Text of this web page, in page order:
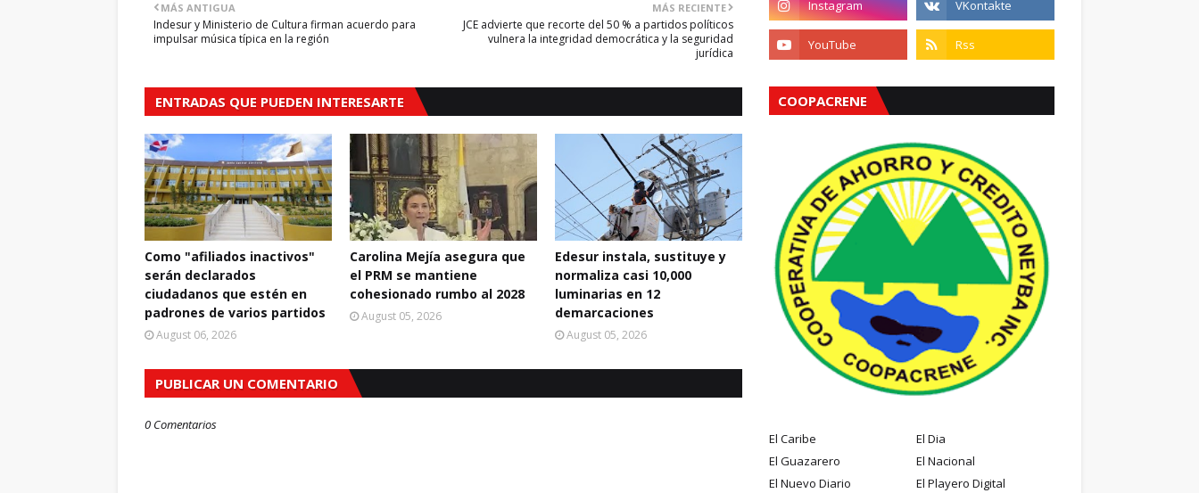
MÁS RECIENTE
JCE advierte que recorte del 50 % a partidos políticos
vulnera la integridad democrática y la seguridad
jurídica
MÁS ANTIGUA
Indesur y Ministerio de Cultura firman acuerdo para
impulsar música típica en la región
ENTRADAS QUE PUEDEN INTERESARTE
Como "afiliados inactivos"
serán declarados
ciudadanos que estén en
padrones de varios partidos
August 06, 2026
Carolina Mejía asegura que
el PRM se mantiene
cohesionado rumbo al 2028
August 05, 2026
Edesur instala, sustituye y
normaliza casi 10,000
luminarias en 12
demarcaciones
August 05, 2026
PUBLICAR UN COMENTARIO
0 Comentarios
COOPACRENE
El Caribe
El Dia
El Guazarero
El Nacional
El Nuevo Diario
El Playero Digital